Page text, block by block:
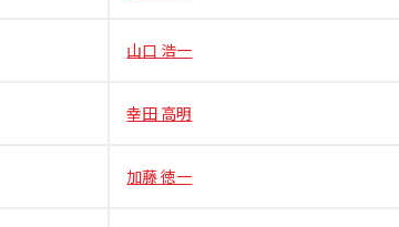
山口 浩一
幸田 高明
加藤 徳一